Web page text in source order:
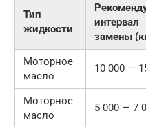
Тип
жидкости
интервал
замены
Моторное
масло
10 000 —
Моторное
масло
5 000 — 7